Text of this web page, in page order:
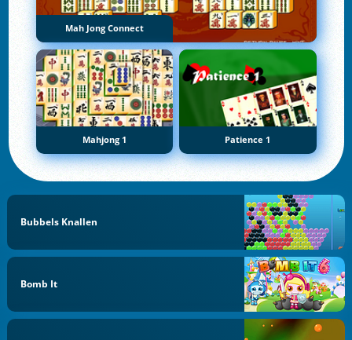
Mah Jong Connect
Mahjong 1 Patience 1
Bubbels Knallen
Bomb It